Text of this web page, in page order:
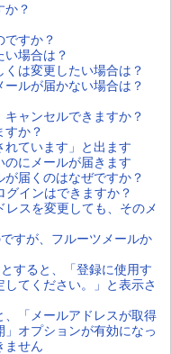
か？
すか？
場合は？
くは変更したい場合は？
ルが届かない場合は？
ャンセルできますか？
すか？
ています」と出ます
にメールが届きます
届くのはなぜですか？
インはできますか？
スを変更しても、そのメ
すが、フルーツメールか
すると、「登録に使用す
てください。」と表示さ
「メールアドレスが取得
オプションが有効になっ
ません